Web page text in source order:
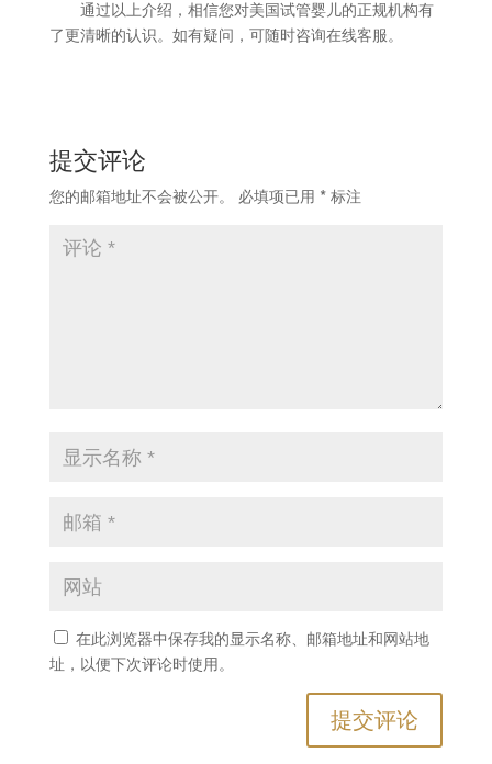
通过以上介绍，相信您对美国试管婴儿的正规机构有
了更清晰的认识。如有疑问，可随时咨询在线客服。
提交评论
您的邮箱地址不会被公开。 必填项已用 *标注
在此浏览器中保存我的显示名称、邮箱地址和网站地
址，以便下次评论时使用。